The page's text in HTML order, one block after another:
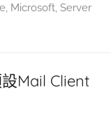
, Microsoft, Server
Mail Client